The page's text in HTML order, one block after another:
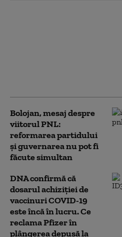
Bolojan, mesaj despre
viitorul PNL:
reformarea partidului
și guvernarea nu pot fi
făcute simultan
DNA confirmă că
dosarul achiziției de
vaccinuri COVID-19
este încă în lucru. Ce
reclama Pfizer în
plângerea depusă la